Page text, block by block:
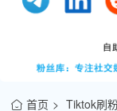
首页
Tiktok刷